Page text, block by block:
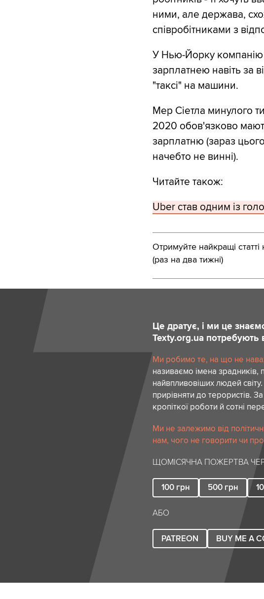
ними, але держава,
співробітниками з
У Нью-Йорку компанію
зарплатнею навіть за
"таксі" на машини.
Мер Сіетла минулого
2020 обов'язково
зарплатню (зараз
начебто не винні).
Читайте також:
Uber став одним із
Отримуйте найкращі статті
(раз на два тижні)
Це дратує, і ми це
Texty.org.ua потребують
Ми робимо те, на що не
називаємо імена
найвпливовіших людей
прирівняти до терористів.
кропіткої роботи й сотні
Ми не залежимо від
нам, чого не говорити чи
ЩОМІСЯЧНА ПОЖЕРТВА
100 грн 500 грн
АБО
PATREON BUY ME A